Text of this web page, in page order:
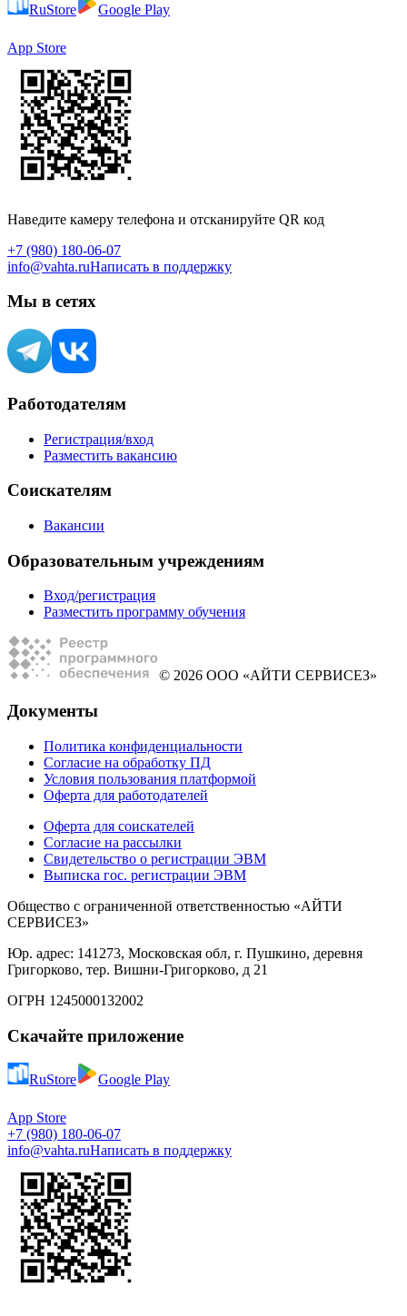
RuStore Google Play
App Store
Наведите камеру телефона и отсканируйте QR код
+7 (980) 180-06-07
info@vahta.ruНаписать в поддержку
Мы в сетях
Работодателям
Регистрация/вход
Разместить вакансию
Соискателям
Вакансии
Образовательным учреждениям
Вход/регистрация
Разместить программу обучения
© 2026 ООО «АЙТИ СЕРВИСЕЗ»
Документы
Политика конфиденциальности
Согласие на обработку ПД
Условия пользования платформой
Оферта для работодателей
Оферта для соискателей
Согласие на рассылки
Свидетельство о регистрации ЭВМ
Выписка гос. регистрации ЭВМ
Общество с ограниченной ответственностью «АЙТИ
СЕРВИСЕЗ»
Юр. адрес: 141273, Московская обл, г. Пушкино, деревня
Григорково, тер. Вишни-Григорково, д 21
ОГРН 1245000132002
Скачайте приложение
RuStore Google Play
App Store
+7 (980) 180-06-07
info@vahta.ruНаписать в поддержку